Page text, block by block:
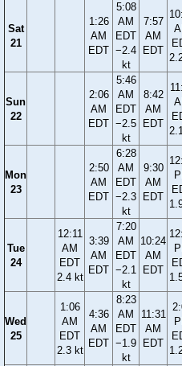
Sat
21
1:26
AM
EDT
5:08
AM
EDT
−2.4
kt
7:57
AM
EDT
Sun
22
2:06
AM
EDT
5:46
AM
EDT
−2.5
kt
8:42
AM
EDT
Mon
23
2:50
AM
EDT
6:28
AM
EDT
−2.3
kt
9:30
AM
EDT
Tue
24
12:11
AM
EDT
2.4 kt
3:39
AM
EDT
7:20
AM
EDT
−2.1
kt
10:24
AM
EDT
Wed
25
1:06
AM
EDT
2.3 kt
4:36
AM
EDT
8:23
AM
EDT
−1.9
kt
11:31
AM
EDT